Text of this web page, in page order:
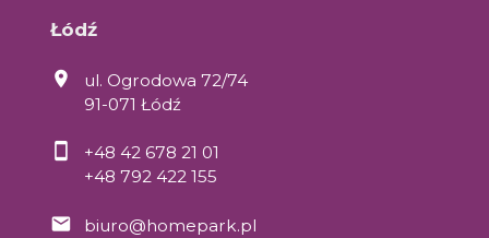
Łódź
ul. Ogrodowa 72/74
91-071 Łódź
+48 42 678 21 01
+48 792 422 155
biuro@homepark.pl